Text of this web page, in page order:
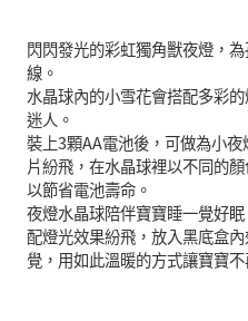
閃閃發光的彩虹獨角獸夜燈，
線。
水晶球內的小雪花會搭配多彩
迷人。
裝上3顆AA電池後，可做為小
片紛飛，在水晶球裡以不同的
以節省電池壽命。
夜燈水晶球陪伴寶寶睡一覺好
配燈光效果紛飛，放入黑底盒
覺，用如此溫暖的方式讓寶寶不